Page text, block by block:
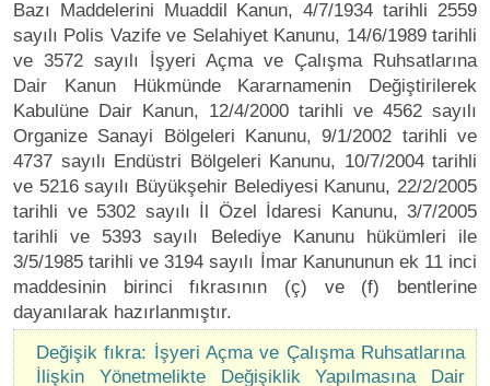
Bazı Maddelerini Muaddil Kanun, 4/7/1934 tarihli 2559
sayılı Polis Vazife ve Selahiyet Kanunu, 14/6/1989 tarihli
ve 3572 sayılı İşyeri Açma ve Çalışma Ruhsatlarına
Dair Kanun Hükmünde Kararnamenin Değiştirilerek
Kabulüne Dair Kanun, 12/4/2000 tarihli ve 4562 sayılı
Organize Sanayi Bölgeleri Kanunu, 9/1/2002 tarihli ve
4737 sayılı Endüstri Bölgeleri Kanunu, 10/7/2004 tarihli
ve 5216 sayılı Büyükşehir Belediyesi Kanunu, 22/2/2005
tarihli ve 5302 sayılı İl Özel İdaresi Kanunu, 3/7/2005
tarihli ve 5393 sayılı Belediye Kanunu hükümleri ile
3/5/1985 tarihli ve 3194 sayılı İmar Kanununun ek 11 inci
maddesinin birinci fıkrasının (ç) ve (f) bentlerine
dayanılarak hazırlanmıştır.
Değişik fıkra: İşyeri Açma ve Çalışma Ruhsatlarına
İlişkin Yönetmelikte Değişiklik Yapılmasına Dair